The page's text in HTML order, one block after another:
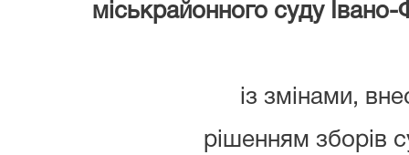
міськрайонного суду Івано-
із змінами,
рішенням зборів